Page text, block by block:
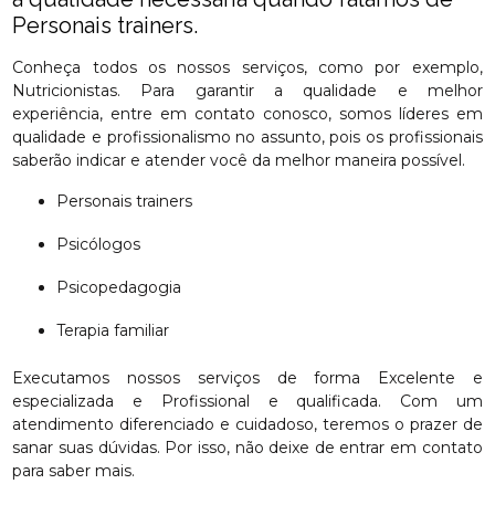
Personais trainers.
Conheça todos os nossos serviços, como por exemplo,
Nutricionistas. Para garantir a qualidade e melhor
experiência, entre em contato conosco, somos líderes em
qualidade e profissionalismo no assunto, pois os profissionais
saberão indicar e atender você da melhor maneira possível.
Personais trainers
Psicólogos
Psicopedagogia
Terapia familiar
Executamos nossos serviços de forma Excelente e
especializada e Profissional e qualificada. Com um
atendimento diferenciado e cuidadoso, teremos o prazer de
sanar suas dúvidas. Por isso, não deixe de entrar em contato
para saber mais.